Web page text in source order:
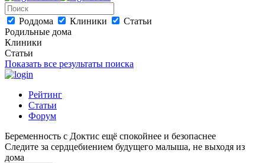
Роддома Клиники
Статьи
Родильные дома
Клиники
Статьи
Показать все результаты поиска
Рейтинг
Статьи
Форум
Беременность с Доктис ещё спокойнее и безопаснее
Следите за сердцебиением будущего малыша, не выходя из
дома